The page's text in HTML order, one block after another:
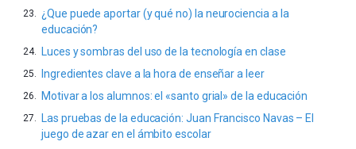
¿Que puede aportar (y qué no) la neurociencia a la
educación?
Luces y sombras del uso de la tecnología en clase
Ingredientes clave a la hora de enseñar a leer
Motivar a los alumnos: el «santo grial» de la educación
Las pruebas de la educación: Juan Francisco Navas – El
juego de azar en el ámbito escolar